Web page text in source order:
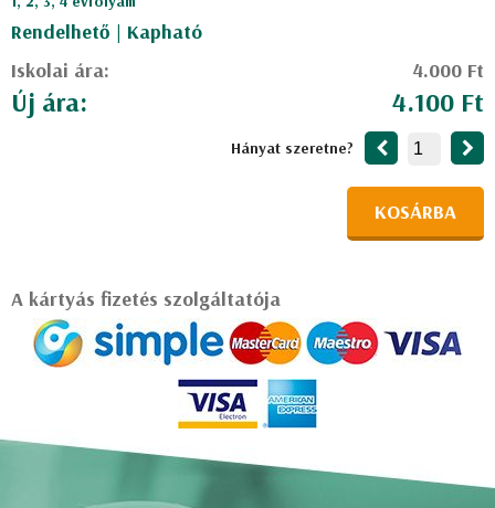
Rendelhető | Kapható
Iskolai ára:
4.000 Ft
Új ára: 4.100 Ft
Hányat szeretne?
KOSÁRBA
A kártyás fizetés szolgáltatója